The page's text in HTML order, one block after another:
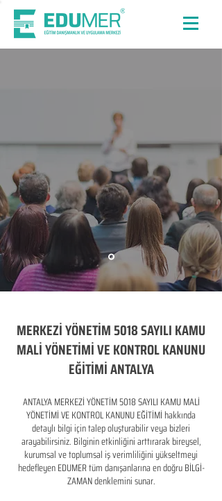
MERKEZİ YÖNETİM 5018 SAYILI KAMU
MALİ YÖNETİMİ VE KONTROL KANUNU
EĞİTİMİ ANTALYA
ANTALYA MERKEZİ YÖNETİM 5018 SAYILI KAMU MALİ
YÖNETİMİ VE KONTROL KANUNU EĞİTİMİ hakkında
detaylı bilgi için talep oluşturabilir veya bizleri
arayabilirsiniz. Bilginin etkinliğini arttırarak bireysel,
kurumsal ve toplumsal iş verimliliğini yükseltmeyi
hedefleyen​ EDUMER tüm danışanlarına en doğru BİLGİ-
ZAMAN denklemini sunar.